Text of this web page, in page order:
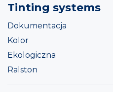
Tinting systems
Dokumentacja
Kolor
Ekologiczna
Ralston